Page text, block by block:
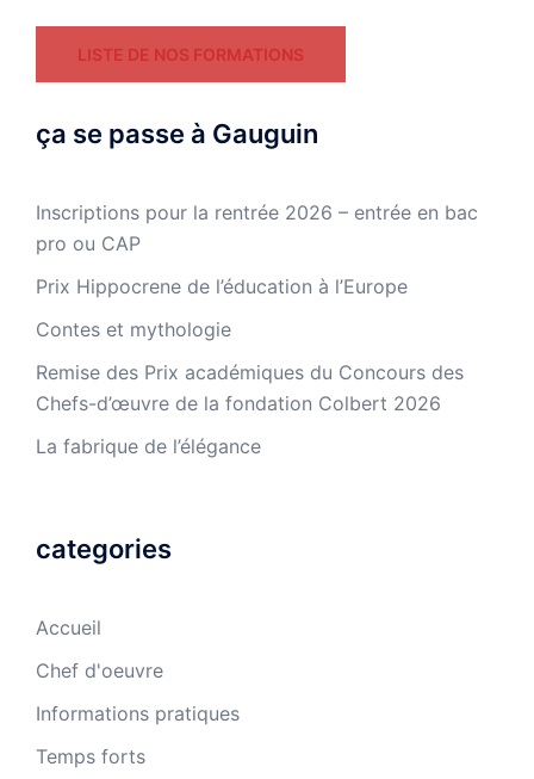
LISTE DE NOS FORMATIONS
ça se passe à Gauguin
Inscriptions pour la rentrée 2026 – entrée en bac
pro ou CAP
Prix Hippocrene de l’éducation à l’Europe
Contes et mythologie
Remise des Prix académiques du Concours des
Chefs-d’œuvre de la fondation Colbert 2026
La fabrique de l’élégance
categories
Accueil
Chef d'oeuvre
Informations pratiques
Temps forts